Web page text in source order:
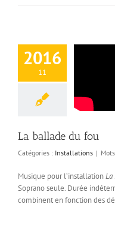
2016
11
La ballade du fou
Catégories : Installations |
Musique pour l’installationLa
Soprano seule. Durée
combinent en fonction des